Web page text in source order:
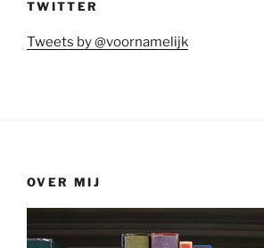
TWITTER
Tweets by @voornamelijk
OVER MIJ